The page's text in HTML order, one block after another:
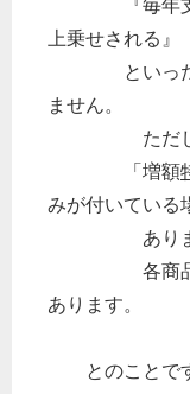
『毎年支
上乗せされる』
といった仕
ません。
ただし、
「増額
みが付いている
あります
各商品
あります。
とのことで